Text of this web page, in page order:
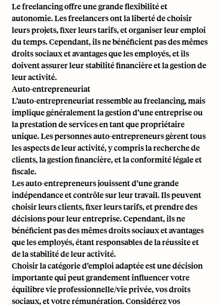
Le freelancing offre une grande flexibilité et
autonomie. Les freelancers ont la liberté de choisir
leurs projets, fixer leurs tarifs, et organiser leur emploi
du temps. Cependant, ils ne bénéficient pas des mêmes
droits sociaux et avantages que les employés, et ils
doivent assurer leur stabilité financière et la gestion de
leur activité.
Auto-entrepreneuriat
L’auto-entrepreneuriat ressemble au freelancing, mais
implique généralement la gestion d’une entreprise ou
la prestation de services en tant que propriétaire
unique. Les personnes auto-entrepreneurs gèrent tous
les aspects de leur activité, y compris la recherche de
clients, la gestion financière, et la conformité légale et
fiscale.
Les auto-entrepreneurs jouissent d’une grande
indépendance et contrôle sur leur travail. Ils peuvent
choisir leurs clients, fixer leurs tarifs, et prendre des
décisions pour leur entreprise. Cependant, ils ne
bénéficient pas des mêmes droits sociaux et avantages
que les employés, étant responsables de la réussite et
de la stabilité de leur activité.
Choisir la catégorie d’emploi adaptée est une décision
importante qui peut grandement influencer votre
équilibre vie professionnelle/vie privée, vos droits
sociaux, et votre rémunération. Considérez vos